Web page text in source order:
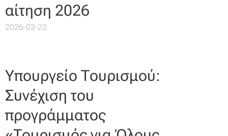
αίτηση 2026
2026-03-22
Υπουργείο Τουρισμού:
Συνέχιση του
προγράμματος